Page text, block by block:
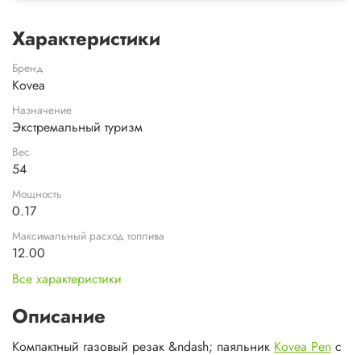
Характеристики
Бренд
Kovea
Назначение
Экстремальный туризм
Вес
54
Мощность
0.17
Максимальный расход топлива
12.00
Все характеристики
Описание
Компактный газовый резак &ndash; паяльник Kovea Pen с